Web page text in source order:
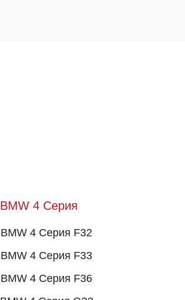
BMW 4 Серия
BMW 4 Серия F32
BMW 4 Серия F33
BMW 4 Серия F36